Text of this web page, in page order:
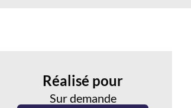
Réalisé pour
Sur demande